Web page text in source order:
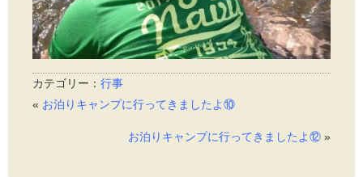
カテゴリー： 行事
« お泊りキャンプに行ってきましたよ⑩
お泊りキャンプに行ってきましたよ⑫ »